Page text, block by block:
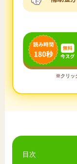
※クリッ
目次